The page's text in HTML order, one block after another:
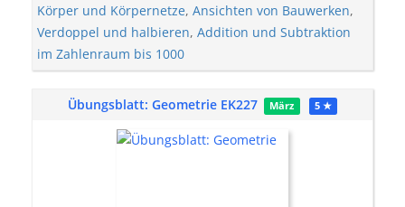
Körper und Körpernetze, Ansichten von Bauwerken,
Verdoppel und halbieren, Addition und Subtraktion
im Zahlenraum bis 1000
Übungsblatt: Geometrie EK227 März 5 ★